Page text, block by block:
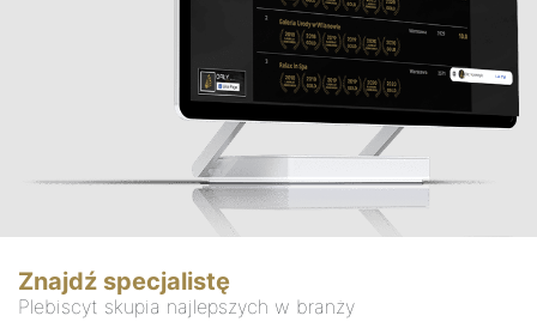
Znajdź specjalistę
Plebiscyt skupia najlepszych w branży